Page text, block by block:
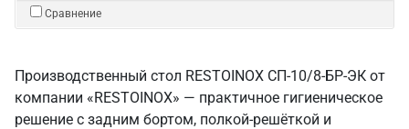
Сравнение
Производственный стол RESTOINOX СП-10/8-БР-ЭК от
компании «RESTOINOX» — практичное гигиеническое
решение с задним бортом, полкой-решёткой и